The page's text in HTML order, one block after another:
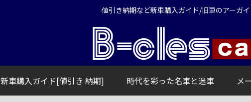
値引き納期など新車購入ガイド/旧車のアーガ
新車購入ガイド[値引き 納期] 時代を彩った名車と迷車 メ